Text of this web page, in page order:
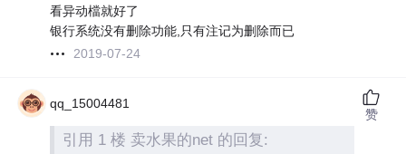
看异动檔就好了
银行系统没有删除功能,只有注记为删除而已
2019-07-24
qq_15004481
引用 1 楼 卖水果的net 的回复:
赞